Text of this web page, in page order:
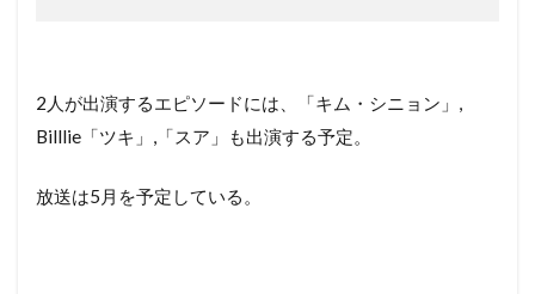
2人が出演するエピソードには、「キム・シニョン」,
Billlie「ツキ」,「スア」も出演する予定。
放送は5月を予定している。